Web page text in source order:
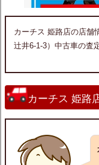
カーチス 姫路店の店舗
辻井6-1-3）中古車の査
カーチス 姫路